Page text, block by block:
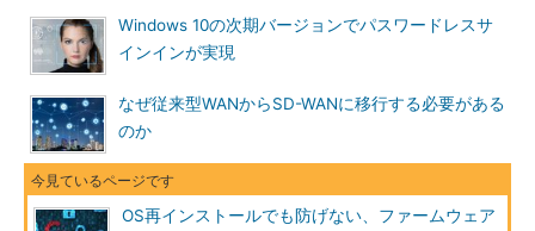
Windows 10の次期バージョンでパスワードレスサ
インインが実現
なぜ従来型WANからSD-WANに移行する必要がある
のか
OS再インストールでも防げない、ファームウェア